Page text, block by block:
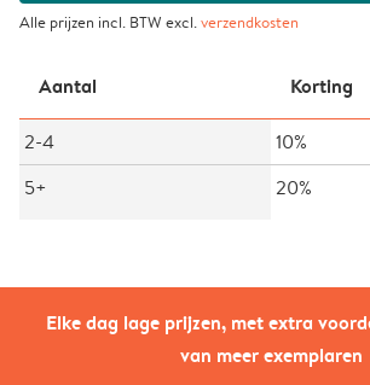
Elke dag lage prijzen, met extra
van meer exemplaren
Alle prijzen incl. BTW excl.verzendkosten
Aantal Korting
2-4
10%
5+
20%